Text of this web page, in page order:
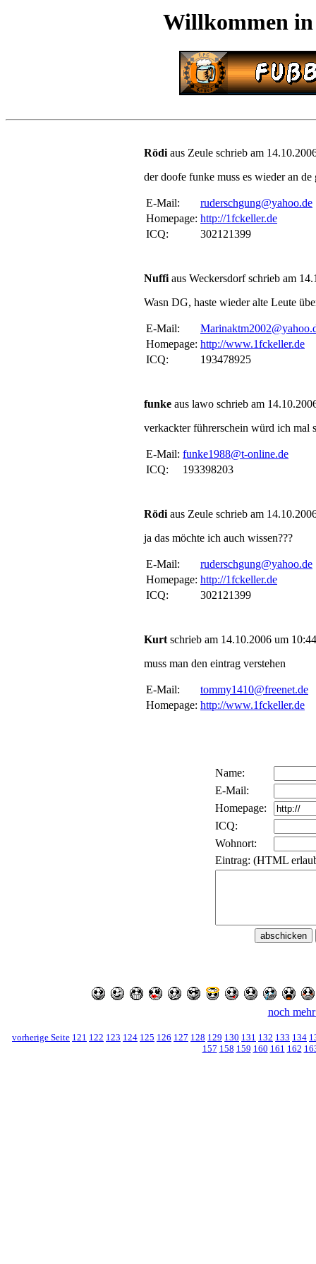
Willkommen
Rödiaus Zeule schrieb am
der doofe funke muss es wieder an
E-Mail:
ruderschgung@yahoo.de
Homepage: http://1fckeller.de
ICQ:
302121399
Nuffiaus Weckersdorf schrieb am
Wasn DG, haste wieder alte Leute
E-Mail:
Homepage: http://www.1fckeller.de
ICQ:
193478925
funke aus lawo schrieb am
verkackter führerschein würd ich mal
E-Mail: funke1988@t-online.de
ICQ:
193398203
Rödiaus Zeule schrieb am
ja das möchte ich auch wissen???
E-Mail:
ruderschgung@yahoo.de
Homepage: http://1fckeller.de
ICQ:
302121399
Kurtschrieb am 14.10.2006 um
muss man den eintrag verstehen
E-Mail:
tommy1410@freenet.de
Homepage: http://www.1fckeller.de
Name:
E-Mail:
Homepage:
ICQ:
Wohnort:
Eintrag: (HTML
noch
vorherige Seite 121 122 123 124 125 126 127 128 129 130 131 132 133 134
157 158 159 160 161 162